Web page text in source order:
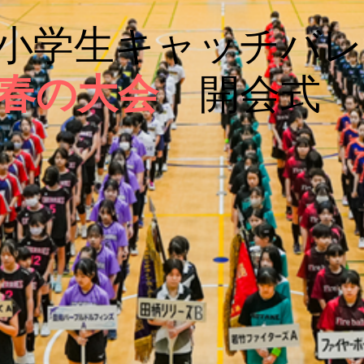
生キャッチバ
の大会
開会式